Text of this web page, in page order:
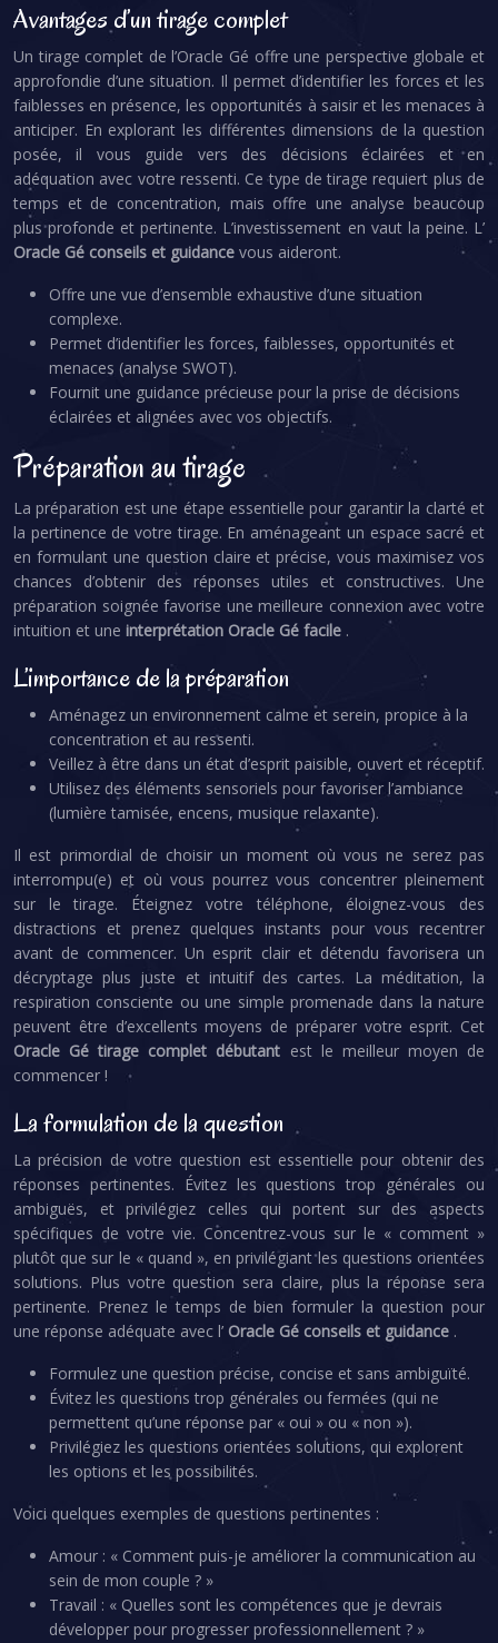
Avantages d’un tirage complet
Un tirage complet de l’Oracle Gé offre une perspective globale et
approfondie d’une situation. Il permet d’identifier les forces et les
faiblesses en présence, les opportunités à saisir et les menaces à
anticiper. En explorant les différentes dimensions de la question
posée, il vous guide vers des décisions éclairées et en
adéquation avec votre ressenti. Ce type de tirage requiert plus de
temps et de concentration, mais offre une analyse beaucoup
plus profonde et pertinente. L’investissement en vaut la peine. L’
Oracle Gé conseils et guidance vous aideront.
Offre une vue d’ensemble exhaustive d’une situation
complexe.
Permet d’identifier les forces, faiblesses, opportunités et
menaces (analyse SWOT).
Fournit une guidance précieuse pour la prise de décisions
éclairées et alignées avec vos objectifs.
Préparation au tirage
La préparation est une étape essentielle pour garantir la clarté et
la pertinence de votre tirage. En aménageant un espace sacré et
en formulant une question claire et précise, vous maximisez vos
chances d’obtenir des réponses utiles et constructives. Une
préparation soignée favorise une meilleure connexion avec votre
intuition et une interprétation Oracle Gé facile .
L’importance de la préparation
Aménagez un environnement calme et serein, propice à la
concentration et au ressenti.
Veillez à être dans un état d’esprit paisible, ouvert et réceptif.
Utilisez des éléments sensoriels pour favoriser l’ambiance
(lumière tamisée, encens, musique relaxante).
Il est primordial de choisir un moment où vous ne serez pas
interrompu(e) et où vous pourrez vous concentrer pleinement
sur le tirage. Éteignez votre téléphone, éloignez-vous des
distractions et prenez quelques instants pour vous recentrer
avant de commencer. Un esprit clair et détendu favorisera un
décryptage plus juste et intuitif des cartes. La méditation, la
respiration consciente ou une simple promenade dans la nature
peuvent être d’excellents moyens de préparer votre esprit. Cet
Oracle Gé tirage complet débutant est le meilleur moyen de
commencer !
La formulation de la question
La précision de votre question est essentielle pour obtenir des
réponses pertinentes. Évitez les questions trop générales ou
ambiguës, et privilégiez celles qui portent sur des aspects
spécifiques de votre vie. Concentrez-vous sur le « comment »
plutôt que sur le « quand », en privilégiant les questions orientées
solutions. Plus votre question sera claire, plus la réponse sera
pertinente. Prenez le temps de bien formuler la question pour
une réponse adéquate avec l’ Oracle Gé conseils et guidance .
Formulez une question précise, concise et sans ambiguïté.
Évitez les questions trop générales ou fermées (qui ne
permettent qu’une réponse par « oui » ou « non »).
Privilégiez les questions orientées solutions, qui explorent
les options et les possibilités.
Voici quelques exemples de questions pertinentes :
Amour : « Comment puis-je améliorer la communication au
sein de mon couple ? »
Travail : « Quelles sont les compétences que je devrais
développer pour progresser professionnellement ? »